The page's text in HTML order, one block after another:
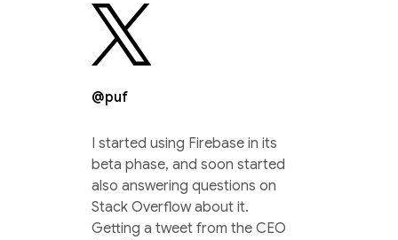
@puf
I started using Firebase in its
beta phase, and soon started
also answering questions on
Stack Overflow about it.
Getting a tweet from the CEO